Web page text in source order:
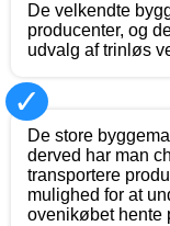
De velkendte
producenter, og
udvalg af trinløs
✓
De store
derved har man
transportere
mulighed for at
ovenikøbet hente